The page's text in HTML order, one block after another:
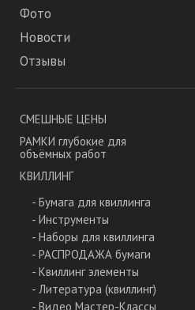
Фото
Новости
Отзывы
СМЕШНЫЕ ЦЕНЫ
РАМКИ глубокие для
объёмных работ
КВИЛЛИНГ
- Бумага для квиллинга
- Инструменты
- Наборы для квиллинга
- РАСПРОДАЖА бумаги
- Квиллинг элементы
- Литература (квиллинг)
- Видео Мастер-Классы